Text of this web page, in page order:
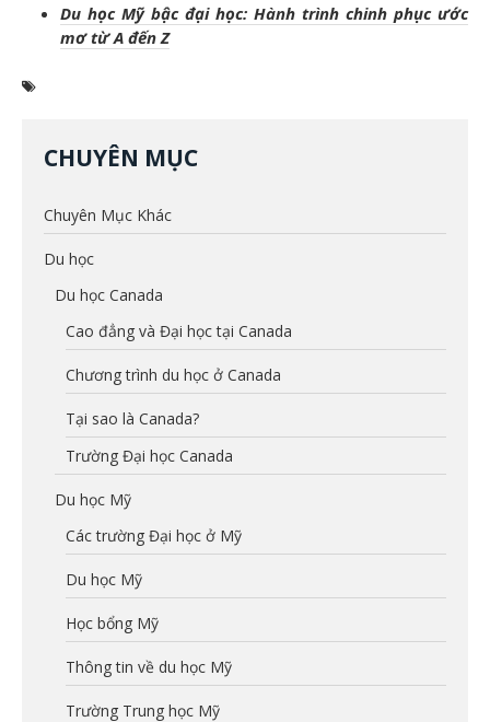
Du học Mỹ bậc đại học: Hành trình chinh phục ước
mơ từ A đến Z
CHUYÊN MỤC
Chuyên Mục Khác
Du học
Du học Canada
Cao đẳng và Đại học tại Canada
Chương trình du học ở Canada
Tại sao là Canada?
Trường Đại học Canada
Du học Mỹ
Các trường Đại học ở Mỹ
Du học Mỹ
Học bổng Mỹ
Thông tin về du học Mỹ
Trường Trung học Mỹ